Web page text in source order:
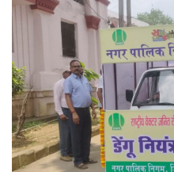
email